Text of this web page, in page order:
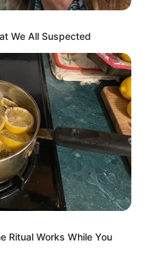
We All Suspected
Ritual Works While You